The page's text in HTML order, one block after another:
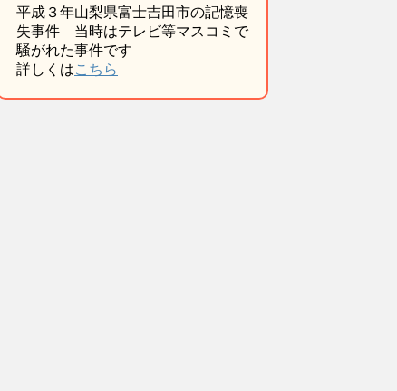
平成３年山梨県富士吉田市の記憶喪
失事件 当時はテレビ等マスコミで
騒がれた事件です
詳しくはこちら